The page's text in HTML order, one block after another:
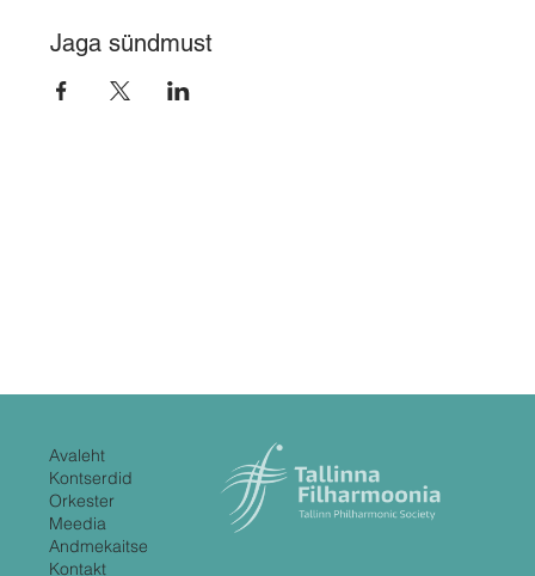
Jaga sündmust
Avaleht
Kontserdid
Orkester
Meedia
Andmekaitse
Kontakt